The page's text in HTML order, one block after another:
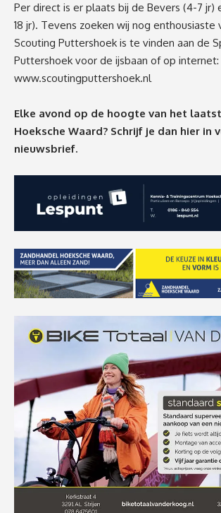
Per direct is er plaats bij de Bevers (4-7 jr)
18 jr). Tevens zoeken wij nog enthousiaste
Scouting Puttershoek is te vinden aan de
Puttershoek voor de ijsbaan of op internet:
www.scoutingputtershoek.nl
Elke avond op de hoogte van het
Hoeksche Waard? Schrijf je dan hier in
nieuwsbrief.